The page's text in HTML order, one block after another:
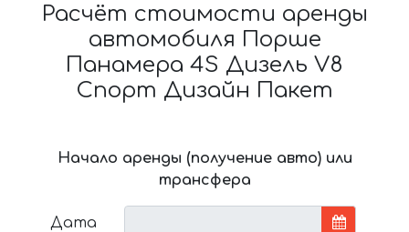
Расчёт стоимости аренды
автомобиля Порше
Панамера 4S Дизель V8
Спорт Дизайн Пакет
Начало аренды (получение авто) или
трансфера
Дата